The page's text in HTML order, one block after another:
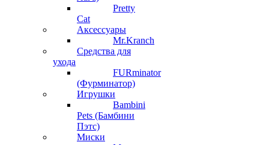
Pretty
Cat
Аксессуары
Mr.Kranch
Средства для
ухода
FURminator
(Фурминатор)
Игрушки
Bambini
Pets (Бамбини
Пэтс)
Миски